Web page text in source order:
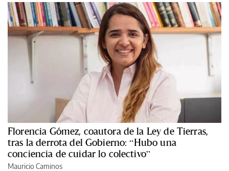
Florencia Gómez, coautora de la Ley de Tierras,
tras la derrota del Gobierno: “Hubo una
conciencia de cuidar lo colectivo”
Mauricio Caminos